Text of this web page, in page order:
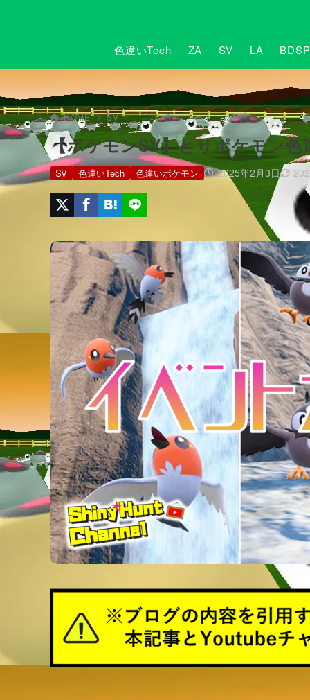
色違いTech ZA SV LA BDSP
HOME SV
【ポケモンSV】とりポケモン
2025年2月3日
SV 色違いTech 色違いポケモン